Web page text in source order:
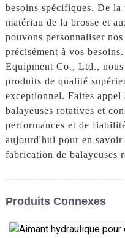
besoins spécifiques. De
matériau de la brosse et
pouvons personnaliser
précisément à vos
Equipment Co., Ltd.,
produits de qualité
exceptionnel. Faites appel
balayeuses rotatives et
performances et de
aujourd'hui pour en savoir
fabrication de balayeuses
Produits Connexes